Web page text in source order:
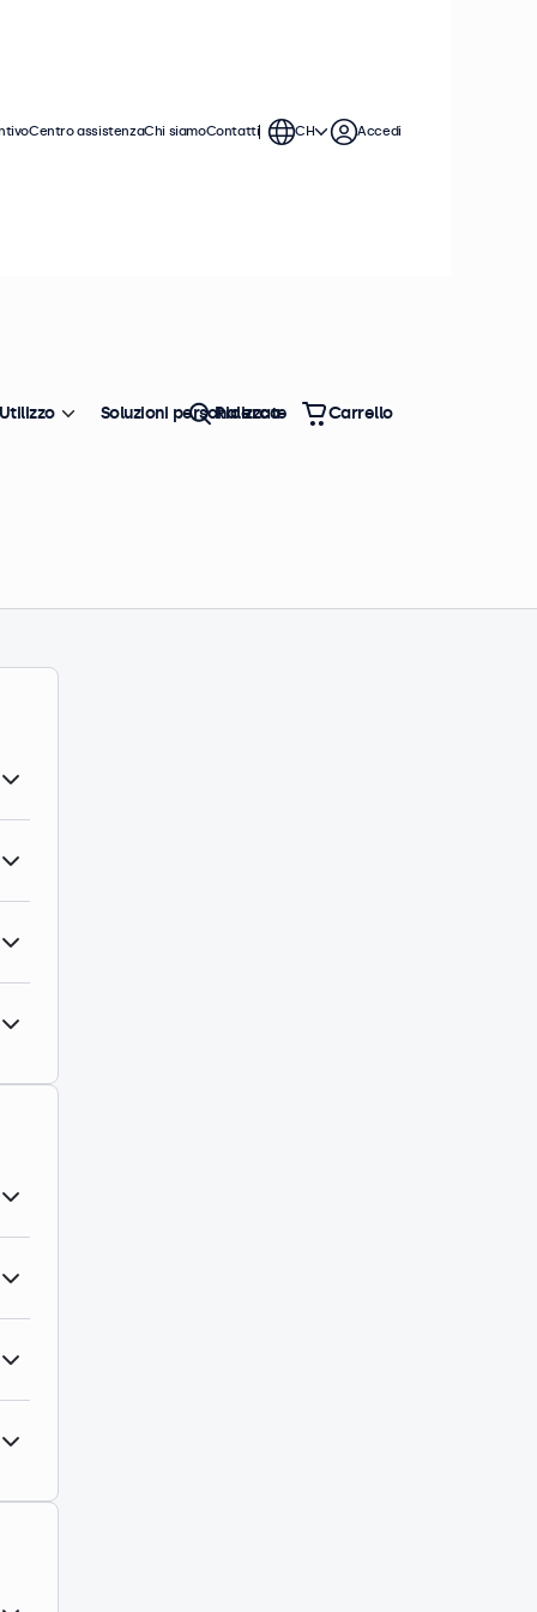
Centro assistenzaChi siamoContatti CH Accedi
Utilizzo Soluzioni personalizzate
Ricerca Carrello